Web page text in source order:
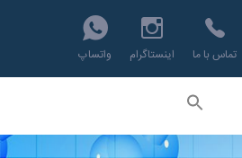
واتساپ اینستاگرام تماس با ما